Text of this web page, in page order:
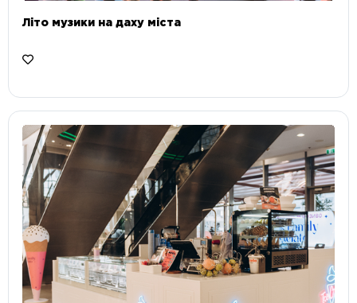
Літо музики на даху міста